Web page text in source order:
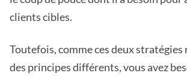
clients cibles.
Toutefois, comme ces deux stratégies
des principes différents, vous avez